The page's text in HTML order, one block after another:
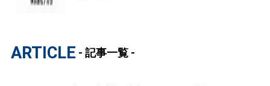
ARTICLE - 記事一覧 -